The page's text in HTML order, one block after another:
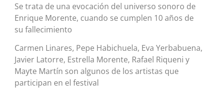
Se trata de una evocación del universo sonoro de
Enrique Morente, cuando se cumplen 10 años de
su fallecimiento
Carmen Linares, Pepe Habichuela, Eva Yerbabuena,
Javier Latorre, Estrella Morente, Rafael Riqueni y
Mayte Martín son algunos de los artistas que
participan en el festival